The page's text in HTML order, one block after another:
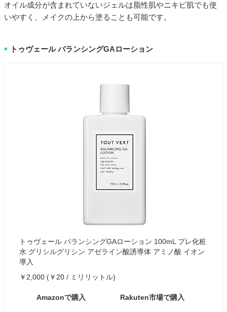
オイル成分が含まれていないジェルは脂性肌やニキビ肌でも使
いやすく、メイクの上から塗ることも可能です。
■ トゥヴェール バランシングGAローション
トゥヴェール バランシングGAローション 100mL プレ化粧
水 グリシルグリシン アゼライン酸誘導体 アミノ酸 イオン
導入
￥2,000 (￥20 / ミリリットル)
Amazonで購入 Rakuten市場で購入